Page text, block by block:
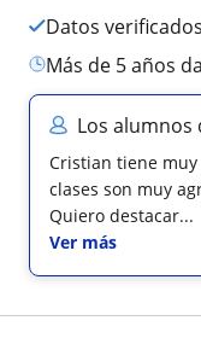
Datos verificados
más de 5 años
Los alumnos
Cristian tiene
clases son muy
Quiero destacar...
Ver más